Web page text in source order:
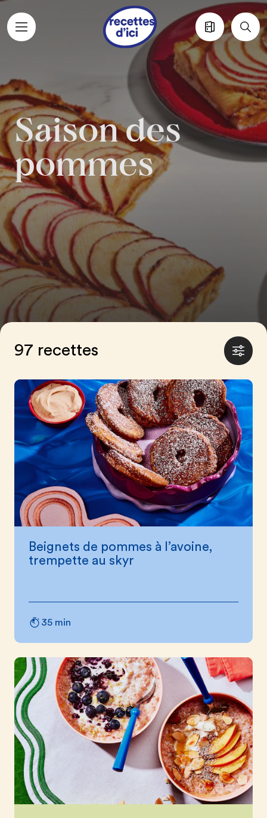
Aller au contenu principal
Saison des
pommes
Saison des
97 recettes
Beignets de pommes à l’avoine,
trempette au skyr
35 min